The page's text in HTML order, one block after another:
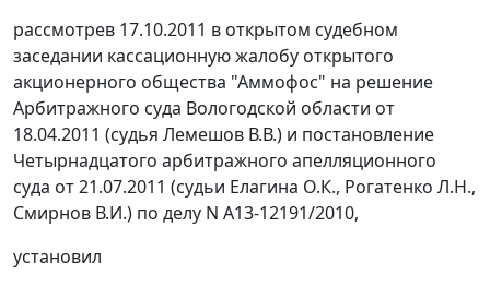
рассмотрев 17.10.2011 в открытом судебном
заседании кассационную жалобу открытого
акционерного общества "Аммофос" на решение
Арбитражного суда Вологодской области от
18.04.2011 (судья Лемешов В.В.) и постановление
Четырнадцатого арбитражного апелляционного
суда от 21.07.2011 (судьи Елагина О.К., Рогатенко Л.Н.,
Смирнов В.И.) по делу N А13-12191/2010,
установил